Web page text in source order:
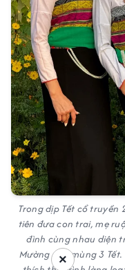
Trong dịp Tết cổ truyền
tiên đưa con trai, mẹ
đình cùng nhau diện
Mường vào mùng 3
×